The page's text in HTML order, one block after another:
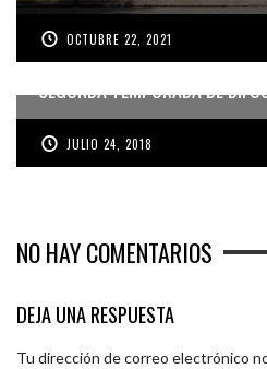
OCTUBRE 22, 2021
ORQUESTA SINFÓNICA
INTERPRETARÁ ARREGLOS
SEGUNDA TEMPORADA DE
JULIO 24, 2018
NO HAY COMENTARIOS
DEJA UNA RESPUESTA
Tu dirección de correo electrónico